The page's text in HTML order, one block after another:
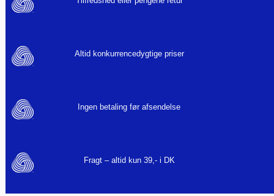
Altid konkurrencedygtige priser
Ingen betaling før afsendelse
Fragt – altid kun 39,- i DK